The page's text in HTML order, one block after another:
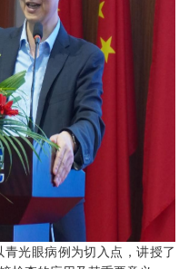
光眼病例为切入点，讲授了